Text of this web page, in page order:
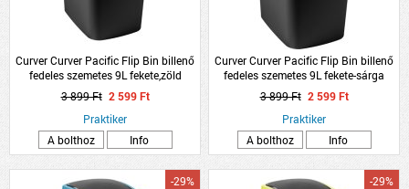
Curver Curver Pacific Flip Bin billenő
fedeles szemetes 9L fekete,zöld
3 899 Ft 2 599 Ft
Praktiker
A bolthoz
Info
Curver Curver Pacific Flip Bin billenő
fedeles szemetes 9L fekete-sárga
3 899 Ft 2 599 Ft
Praktiker
A bolthoz
Info
-29% -29%